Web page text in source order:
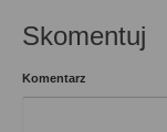
Skomentuj
Komentarz